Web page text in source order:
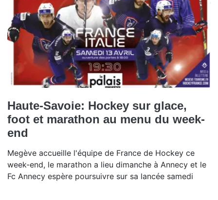
Haute-Savoie: Hockey sur glace,
foot et marathon au menu du week-
end
Megève accueille l'équipe de France de Hockey ce
week-end, le marathon a lieu dimanche à Annecy et le
Fc Annecy espère poursuivre sur sa lancée samedi